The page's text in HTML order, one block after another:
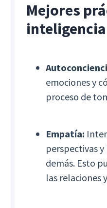
Mejores
emociones y
proceso de
Empatía:
perspectivas
demás. Esto
las relaciones